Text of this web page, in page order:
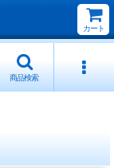
カート
商品検索